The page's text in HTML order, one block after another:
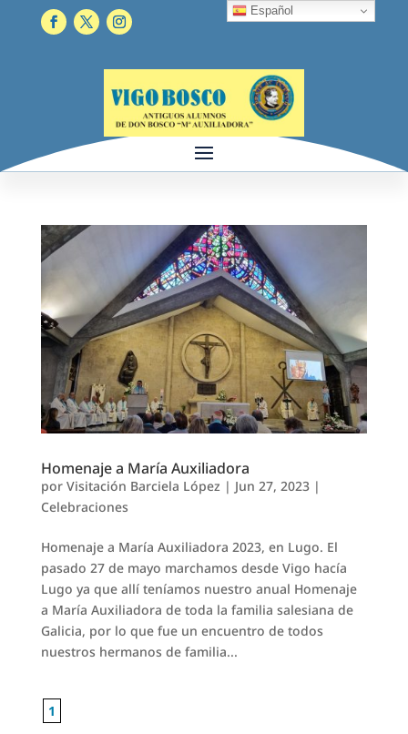
Homenaje a María Auxiliadora
por Visitación Barciela López | Jun 27, 2023|
Celebraciones
Homenaje a María Auxiliadora 2023, en Lugo. El
pasado 27 de mayo marchamos desde Vigo hacía
Lugo ya que allí teníamos nuestro anual Homenaje
a María Auxiliadora de toda la familia salesiana de
Galicia, por lo que fue un encuentro de todos
nuestros hermanos de familia...
1
Español